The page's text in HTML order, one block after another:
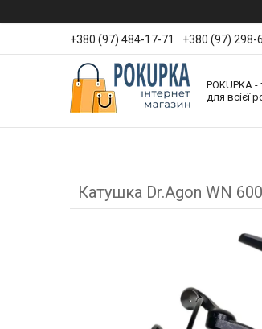
+380 (97) 484-17-71 +380 (97) 298-
POKUPKA
для всієї
Катушка Dr.Agon WN